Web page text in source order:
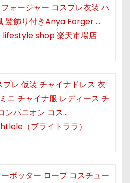
ォージャー コスプレ衣装 ハ
髪飾り付きAnya Forger …
lifestyle shop 楽天市場店
レ 仮装 チャイナドレス 衣
ニ チャイナ服 レディース チ
ンパニオン コス…
（ブライトララ）
ーポッター ローブ コスチュー